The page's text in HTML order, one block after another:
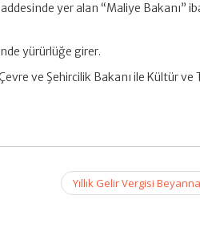
yer alan “Maliye Bakanı”
yürürlüğe girer.
ve Şehircilik Bakanı ile Kültür ve
Yıllık Gelir Vergisi